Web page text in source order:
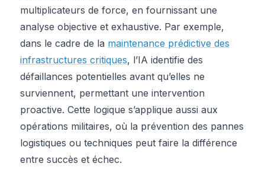
multiplicateurs de force, en fournissant une
analyse objective et exhaustive. Par exemple,
dans le cadre de la maintenance prédictive des
infrastructures critiques, l’IA identifie des
défaillances potentielles avant qu’elles ne
surviennent, permettant une intervention
proactive. Cette logique s’applique aussi aux
opérations militaires, où la prévention des pannes
logistiques ou techniques peut faire la différence
entre succès et échec.